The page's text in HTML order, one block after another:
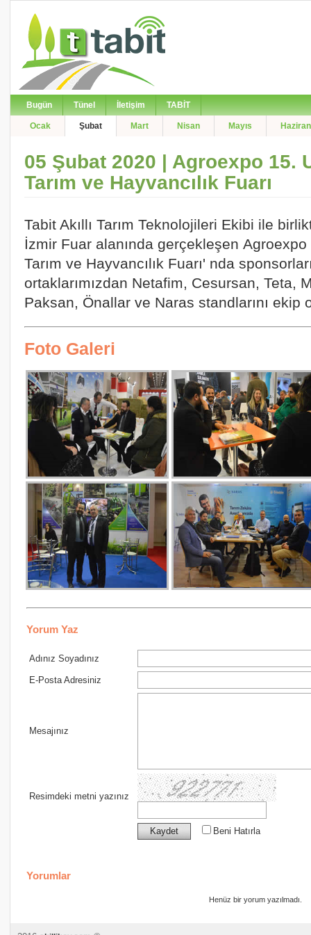
Bugün Tünel İletişim TABİT
Ocak Şubat Mart Nisan Mayıs Haziran
05 Şubat 2020 | Agroexpo 15.
Tarım ve Hayvancılık Fuarı
Tabit Akıllı Tarım Teknolojileri Ekibi ile
İzmir Fuar alanında gerçekleşen
Tarım ve Hayvancılık Fuarı' nda
ortaklarımızdan Netafim, Cesursan, Teta,
Paksan, Önallar ve Naras standlarını
Foto Galeri
Yorum Yaz
Adınız Soyadınız
E-Posta Adresiniz
Mesajınız
Resimdeki metni yazınız
Beni Hatırla
Yorumlar
Henüz bir yorum yazılmadı.